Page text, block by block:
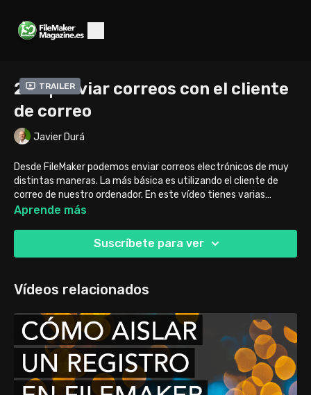
Trailer
229 | Enviar correos con el cliente
de correo
Javier Durá
Desde FileMaker podemos enviar correos electrónicos de muy
distintas maneras. La más básica es utilizando el cliente de
correo de nuestro ordenador. En este vídeo tienes varias
formas de hacerlo y también la solución a algunas dificultades
Aprende más
Suscríbete para ver
Vídeos relacionados